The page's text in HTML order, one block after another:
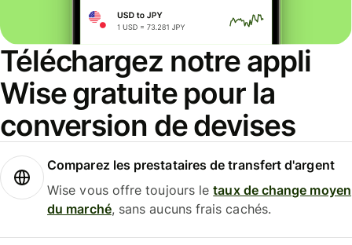
Téléchargez notre appli
Wise gratuite pour la
conversion de devises
Comparez les prestataires de transfert d'argent
Wise vous offre toujours letaux de change moyen
du marché, sans aucuns frais cachés.